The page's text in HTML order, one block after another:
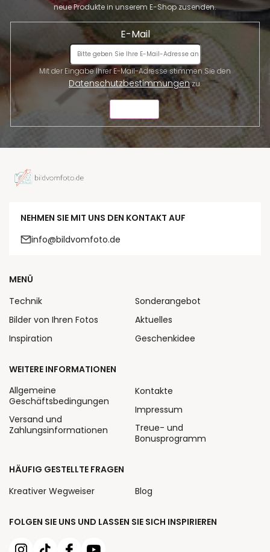
neue Produkte in unserem E-Shop zusenden.
E-Mail
Datenschutzbestimmungenzu.
NEHMEN SIE MIT UNS DEN KONTAKT AUF
info@bildvomfoto.de
FOLGEN SIE UNS UND LASSEN SIE SICH INSPIRIEREN
MENÜ
Technik
Bilder von Ihren Fotos
Inspiration
Sonderangebot
Aktuelles
Geschenkidee
WEITERE INFORMATIONEN
Allgemeine
Geschäftsbedingungen
Versand und
Zahlungsinformationen
Kontakte
Impressum
Treue- und
Bonusprogramm
HÄUFIG GESTELLTE FRAGEN
Kreativer Wegweiser
Blog